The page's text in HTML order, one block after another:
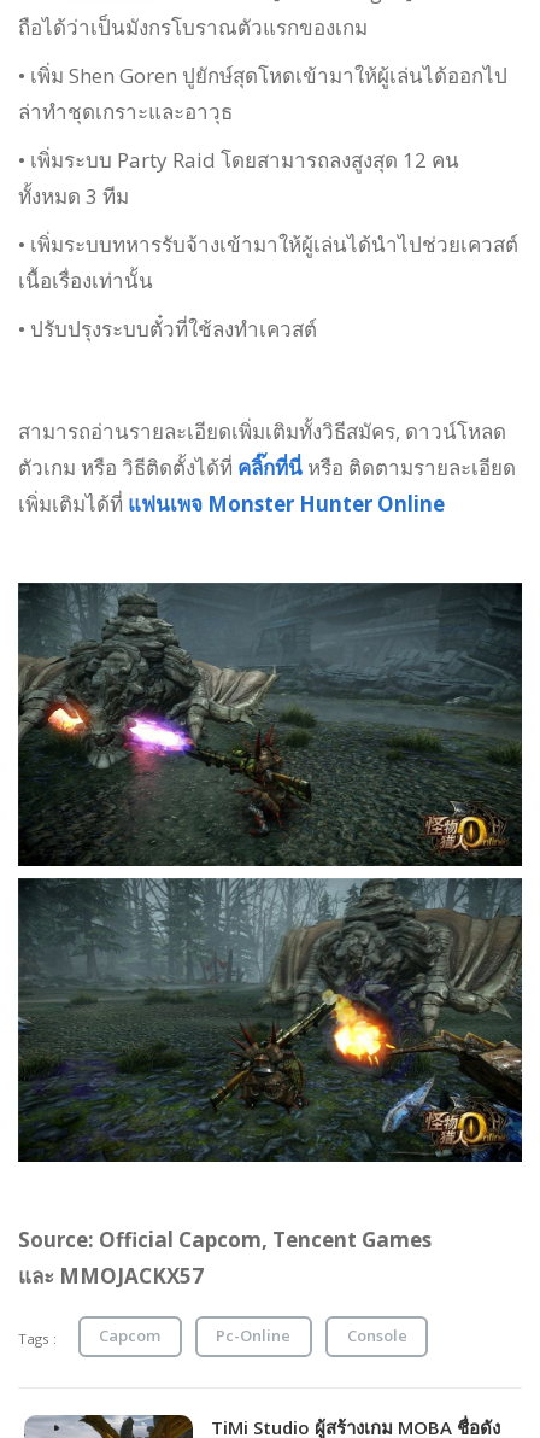
ถือได้ว่าเป็นมังกรโบราณตัวแรกของเกม
• เพิ่ม Shen Goren ปูยักษ์สุดโหดเข้ามาให้ผู้เล่นได้ออกไป
ล่าทำชุดเกราะและอาวุธ
• เพิ่มระบบ Party Raid โดยสามารถลงสูงสุด 12 คน
ทั้งหมด 3 ทีม
• เพิ่มระบบทหารรับจ้างเข้ามาให้ผู้เล่นได้นำไปช่วยเควสต์
เนื้อเรื่องเท่านั้น
• ปรับปรุงระบบตั๋วที่ใช้ลงทำเควสต์
สามารถอ่านรายละเอียดเพิ่มเติมทั้งวิธีสมัคร, ดาวน์โหลด
ตัวเกม หรือ วิธีติดตั้งได้ที่ คลิ๊กที่นี่ หรือ ติดตามรายละเอียด
เพิ่มเติมได้ที่ แฟนเพจ Monster Hunter Online
Source: Official Capcom, Tencent Games
และ MMOJACKX57
Tags : Capcom Pc-Online Console
TiMi Studio ผู้สร้างเกม MOBA ชื่อดัง